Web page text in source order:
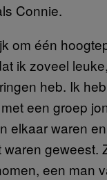
Connie.
om één
ik zoveel
heb. Ik
een groep
elkaar waren
waren geweest.
een man